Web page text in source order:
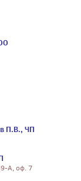
П.В., ЧП
А, оф. 7